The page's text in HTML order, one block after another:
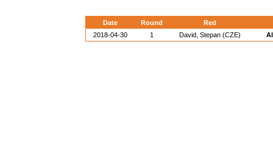
Date Round
Red
2018-04-30
1 David, Stepan (CZE)